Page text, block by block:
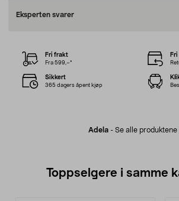
Eksperten svarer
Adela - Se alle produktene
Fri frakt
Fra 599,–*
Sikkert
365 dagers åpent kjøp
Toppselgere i samme